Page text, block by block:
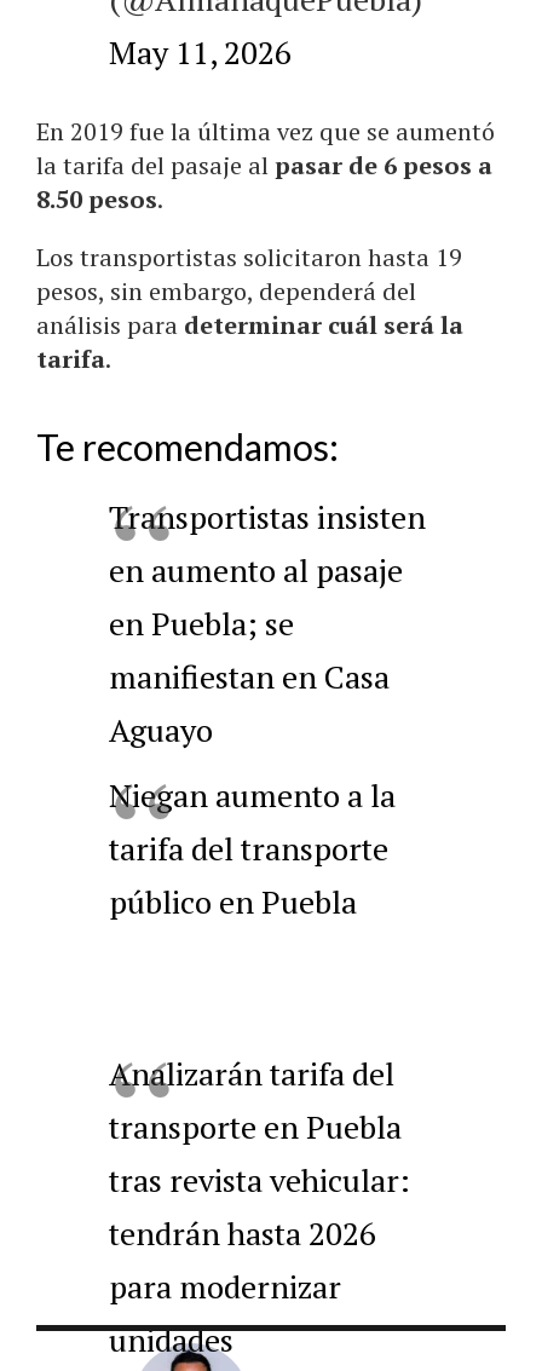
May 11, 2026
En 2019 fue la última vez que se aumentó
la tarifa del pasaje alpasar de 6 pesos a
8.50 pesos.
Los transportistas solicitaron hasta 19
pesos, sin embargo, dependerá del
análisis para determinar cuál será la
tarifa.
Te recomendamos:
Transportistas insisten
en aumento al pasaje
en Puebla; se
manifiestan en Casa
Aguayo
Niegan aumento a la
tarifa del transporte
público en Puebla
Analizarán tarifa del
transporte en Puebla
tras revista vehicular:
tendrán hasta 2026
para modernizar
unidades